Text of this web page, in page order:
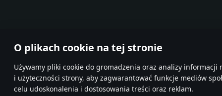
O plikach cookie na tej stronie
Używamy pliki cookie do gromadzenia oraz analizy informacji
i użyteczności strony, aby zagwarantować funkcje mediów
celu udoskonalenia i dostosowania treści oraz reklam.